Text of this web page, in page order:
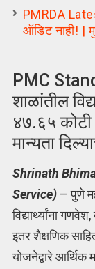
PMRDA
ऑडिट नाही! |
PMC
शाळांतील
४७.६५ कोटी
मान्यता
Shrinath
Service)– पुणे
विद्यार्थ्यांना
इतर शैक्षणिक
योजनेद्वारे आर्थिक